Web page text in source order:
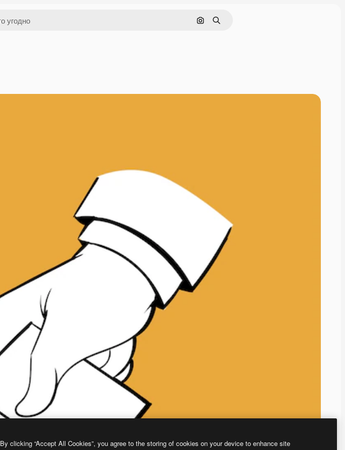
Поиск по изображению
Поиск
By clicking “Accept All Cookies”, you agree to the storing of cookies on your device to enhance site